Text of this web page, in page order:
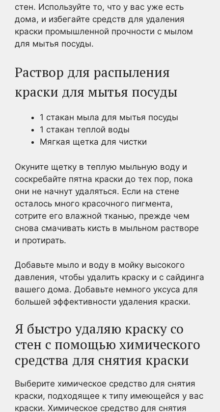
стен. Используйте то, что у вас уже есть
дома, и избегайте средств для удаления
краски промышленной прочности с мылом
для мытья посуды.
Раствор для распыления
краски для мытья посуды
1 стакан мыла для мытья посуды
1 стакан теплой воды
Мягкая щетка для чистки
Окуните щетку в теплую мыльную воду и
соскребайте пятна краски до тех пор, пока
они не начнут удаляться. Если на стене
осталось много красочного пигмента,
сотрите его влажной тканью, прежде чем
снова смачивать кисть в мыльном растворе
и протирать.
Добавьте мыло и воду в мойку высокого
давления, чтобы удалить краску и с сайдинга
вашего дома. Добавьте немного уксуса для
большей эффективности удаления краски.
Я быстро удаляю краску со
стен с помощью химического
средства для снятия краски
Выберите химическое средство для снятия
краски, подходящее к типу имеющейся у вас
краски. Химическое средство для снятия